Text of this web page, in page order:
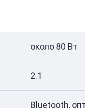
около 80 Вт
2.1
Bluetooth,